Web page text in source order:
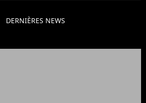
DERNIÈRES NEWS